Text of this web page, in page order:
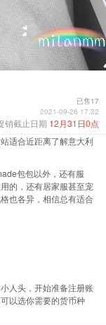
已售17
2021-09-26 17:32
销截止日期 12月31日0点
适合近距离了解意大利
包包以外，还有服
的，还有居家服甚至宠
也各异，相信总有适合
人头，开始准备注册账
以选你需要的货币种